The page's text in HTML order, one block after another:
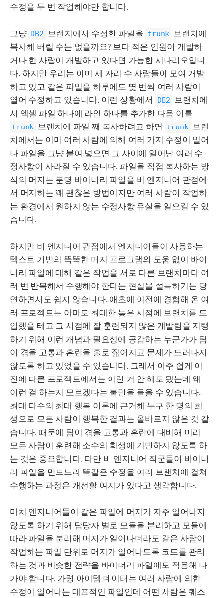
수정을 두 번 작업해야만 합니다.
그냥 DB2 브랜치에서 수정한 파일을 trunk 브랜치에
복사해 버릴 수는 없을까요? 보다 적은 인원이 개발하
거나 한 사람이 개발하고 있다면 가능한 시나리오입니
다. 하지만 우리는 이미 세 자리 수 사람들이 모여 개발
하고 있고 같은 파일을 하루에도 몇 번씩 여러 사람이
열어 수정하고 있습니다. 이런 상황에서
DB2 브랜치에
서 엑셀 파일 하나에 라인 하나를 추가한 다음 이를
trunk 브랜치에 파일 째 복사하려고 하면 trunk 브랜
치에서는 이미 여러 사람에 의해 여러 가지 수정이 일어
나 파일을 그냥 붙여 넣으면 그 사이에 일어난 여러 수
정사항이 사라질 수 있습니다. 파일을 직접 복사하는 방
식의 머지는 분명 바이너리 파일을 비 엔지니어 관점에
서 머지하는 꽤 괜찮은 방법이지만 여러 사람이 작업하
는 환경에서 원하지 않는 수정사항 유실을 일으킬 수 있
습니다.
하지만 비 엔지니어 관점에서 엔지니어들이 사용하는
텍스트 기반의 똑똑한 머지 프로그램의 도움 없이 바이
너리 파일에 대해 같은 작업을 서로 다른 브랜치마다 여
러 번 반복해서 수행해야 한다는 현실을 설득하기는 당
연하면서도 쉽지 않습니다. 애초에 이전에 경험해 온 여
러 프로젝트는 아마도 최대한 늦은 시점에 브랜치를 도
입했을 테고 그 시점에 잘 훈련되지 않은 개발팀을 지탱
하기 위해 이런 개념과 필요성에 공감하는 누군가가 팀
이 겪을 고통과 혼란을 홀로 짊어지고 문제가 드러나지
않도록 하고 있었을 수 있습니다. 그래서 아주 쉽게 이
전에 다른 프로젝트에서는 이런 거 안 해도 됐는데 왜
이런 걸 하는지 모르겠다는 불만을 들을 수 있습니다.
최대 다수의 최대 행복 이론에 근거해 누구 한 명의 희
생으로 모든 사람이 행복한 결과는 올바르지 않은 것 같
습니다. 때문에 팀이 겪을 고통과 혼란에 대비해 미리
모든 사람이 훈련해 소수의 희생에 기반하지 않도록 하
는 것은 중요합니다. 다만 비 엔지니어 직군들이 바이너
리 파일을 만드느라 똑같은 수정을 여러 브랜치에 걸쳐
수행하는 과정은 개선할 여지가 있다고 생각합니다.
마치 엔지니어들이 같은 파일에 머지가 자주 일어나지
않도록 하기 위해 담당자 별로 모듈을 분리하고 모듈에
따라 파일을 분리해 머지가 일어나더라도 같은 사람이
작업하는 파일 단위로 머지가 일어나도록 코드를 관리
하는 것과 비슷한 전략을 바이너리 파일에도 적용해 나
가야 합니다. 가령 아이템 데이터는 여러 사람에 의한
수정이 일어나는 대표적인 파일인데 어떤 사람은 퀘스